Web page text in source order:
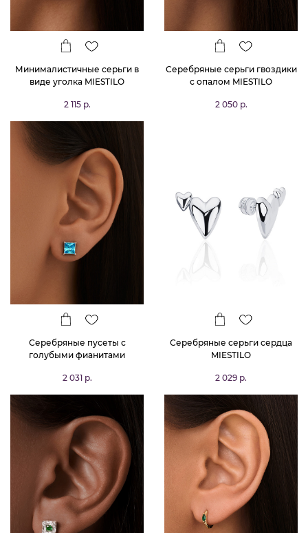
Минималистичные серьги в
виде уголка MIESTILO
2 115 р.
Серебряные серьги гвоздики
с опалом MIESTILO
2 050 р.
Серебряные пусеты с
голубыми фианитами
2 031 р.
Серебряные серьги сердца
MIESTILO
2 029 р.